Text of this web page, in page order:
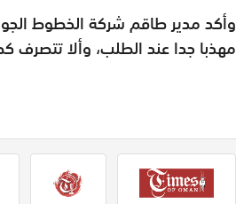
وأكد مدير طاقم شركة الخطوط
مهذبا جدا عند الطلب، وألا تتصرف